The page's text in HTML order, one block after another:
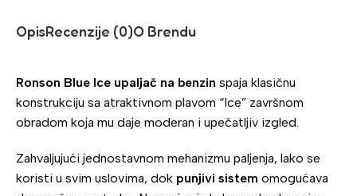
OpisRecenzije (0)O Brendu
Ronson Blue Ice upaljač na benzin spaja klasičnu
konstrukciju sa atraktivnom plavom “Ice” završnom
obradom koja mu daje moderan i upečatljiv izgled.
Zahvaljujući jednostavnom mehanizmu paljenja, lako se
koristi u svim uslovima, dok punjivi sistem omogućava